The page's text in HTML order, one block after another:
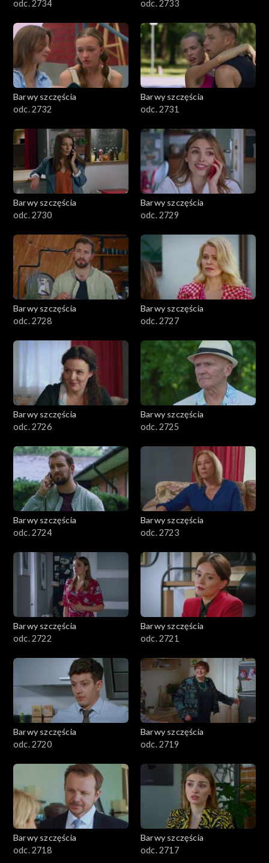
odc. 2734 odc. 2733
Barwy szczęścia
odc. 2732
Barwy szczęścia
odc. 2731
Barwy szczęścia
odc. 2730
Barwy szczęścia
odc. 2729
Barwy szczęścia
odc. 2728
Barwy szczęścia
odc. 2727
Barwy szczęścia
odc. 2726
Barwy szczęścia
odc. 2725
Barwy szczęścia
odc. 2724
Barwy szczęścia
odc. 2723
Barwy szczęścia
odc. 2722
Barwy szczęścia
odc. 2721
Barwy szczęścia
odc. 2720
Barwy szczęścia
odc. 2719
Barwy szczęścia
odc. 2718
Barwy szczęścia
odc. 2717